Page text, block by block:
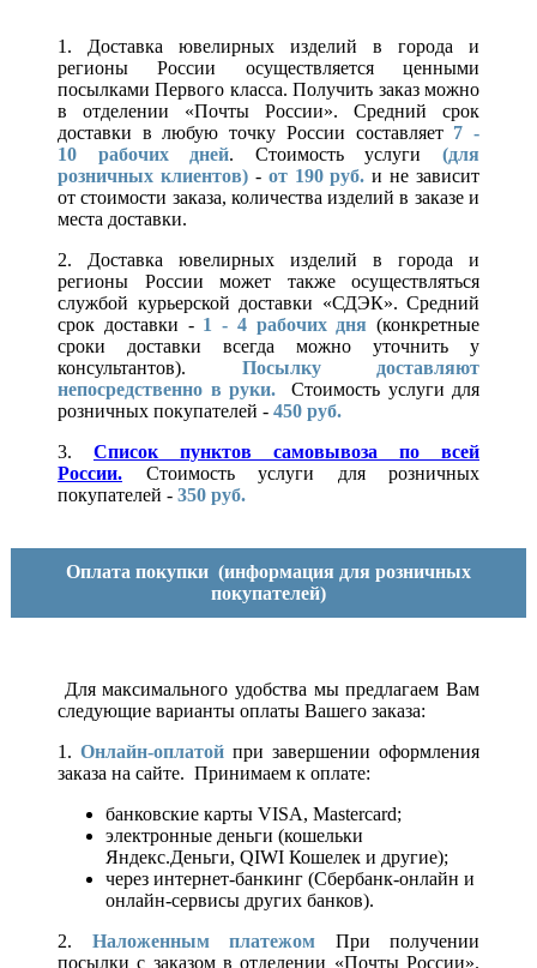
1. Доставка ювелирных изделий в города и
регионы России осуществляется ценными
посылками Первого класса. Получить заказ можно
в отделении «Почты России». Средний срок
доставки в любую точку России составляет 7 -
10 рабочих дней. Стоимость услуги(для
розничных клиентов)- от 190 руб. и не зависит
от стоимости заказа, количества изделий в заказе и
места доставки.
2. Доставка ювелирных изделий в города и
регионы России может также осуществляться
службой курьерской доставки «СДЭК». Средний
срок доставки - 1 - 4 рабочих дня (конкретные
сроки доставки всегда можно уточнить у
консультантов). Посылку доставляют
непосредственно в руки.
Стоимость услуги для
розничных покупателей - 450 руб.
3. Список пунктов самовывоза по всей
России.
Стоимость услуги для розничных
покупателей - 350 руб.
Оплата покупки (информация для розничных
покупателей)
Для максимального удобства мы предлагаем Вам
следующие варианты оплаты Вашего заказа:
1. Онлайн-оплатой при завершении оформления
заказа на сайте. Принимаем к оплате:
банковские карты VISA, Mastercard;
электронные деньги (кошельки
Яндекс.Деньги, QIWI Кошелек и другие);
через интернет-банкинг (Сбербанк-онлайн и
онлайн-сервисы других банков).
2. Наложенным платежом При получении
посылки с заказом в отделении «Почты России».